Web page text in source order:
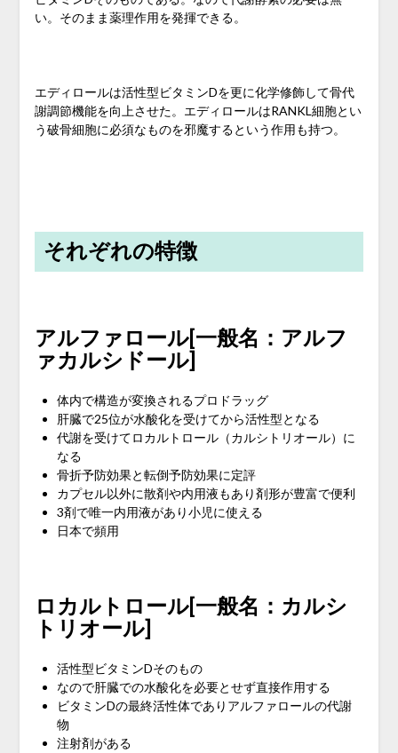
い。そのまま薬理作用を発揮できる。
エディロールは活性型ビタミンDを更に化学修飾して骨代
謝調節機能を向上させた。エディロールはRANKL細胞とい
う破骨細胞に必須なものを邪魔するという作用も持つ。
それぞれの特徴
アルファロール[一般名：アルフ
ァカルシドール]
体内で構造が変換されるプロドラッグ
肝臓で25位が水酸化を受けてから活性型となる
代謝を受けてロカルトロール（カルシトリオール）に
なる
骨折予防効果と転倒予防効果に定評
カプセル以外に散剤や内用液もあり剤形が豊富で便利
3剤で唯一内用液があり小児に使える
日本で頻用
ロカルトロール[一般名：カルシ
トリオール]
活性型ビタミンDそのもの
なので肝臓での水酸化を必要とせず直接作用する
ビタミンDの最終活性体でありアルファロールの代謝
物
注射剤がある